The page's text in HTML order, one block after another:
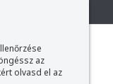
az
olvasd el az